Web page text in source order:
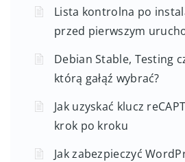
Lista kontrolna po
przed pierwszym
Debian Stable, Testing
którą gałąź wybrać?
Jak uzyskać klucz
krok po kroku
Jak zabezpieczyć